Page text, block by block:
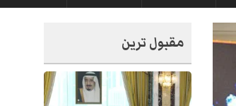
مقبول ترین